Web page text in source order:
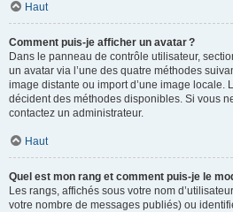
Haut
Comment puis-je afficher un avatar ?
Dans le panneau de contrôle utilisateur,
un avatar via l’une des quatre méthodes
image distante ou import d’une image locale.
décident des méthodes disponibles. Si vous
contactez un administrateur.
Haut
Quel est mon rang et comment puis-je le
Les rangs, affichés sous votre nom
votre nombre de messages publiés) ou